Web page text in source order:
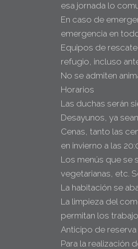
esa jornada lo
En caso de
emergencia en
Equipos de
refugio, incluso
No se admiten
Horarios
Las duchas serán
Desayunos, ya
Cenas, tanto las
en invierno a las
Los menús que se
vegetarianas, etc.
La habitación se
La limpieza del
permitan los
Anticipo de reserva
Para la realización